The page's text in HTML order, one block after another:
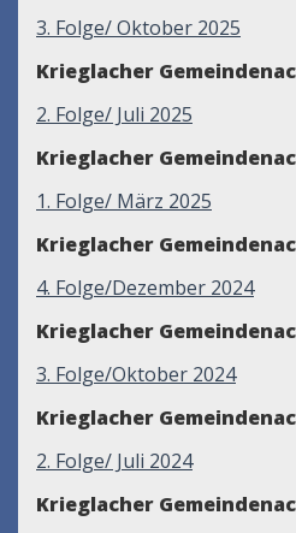
3. Folge/ Oktober 2025
Krieglacher
2. Folge/ Juli 2025
Krieglacher
1. Folge/ März 2025
Krieglacher
4. Folge/Dezember 2024
Krieglacher
3. Folge/Oktober 2024
Krieglacher
2. Folge/ Juli 2024
Krieglacher